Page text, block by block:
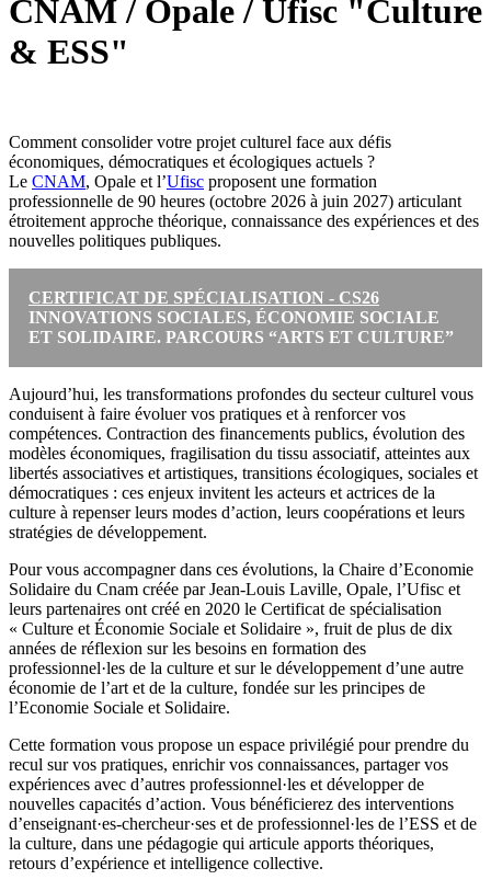
CNAM / Opale / Ufisc "Culture
& ESS"
Comment consolider votre projet culturel face aux défis
économiques, démocratiques et écologiques actuels ?
Le CNAM, Opale et l’Ufisc proposent une formation
professionnelle de 90 heures (octobre 2026 à juin 2027) articulant
étroitement approche théorique, connaissance des expériences et des
nouvelles politiques publiques.
CERTIFICAT DE SPÉCIALISATION - CS26
INNOVATIONS SOCIALES, ÉCONOMIE SOCIALE
ET SOLIDAIRE. PARCOURS “ARTS ET CULTURE”
Aujourd’hui, les transformations profondes du secteur culturel vous
conduisent à faire évoluer vos pratiques et à renforcer vos
compétences. Contraction des financements publics, évolution des
modèles économiques, fragilisation du tissu associatif, atteintes aux
libertés associatives et artistiques, transitions écologiques, sociales et
démocratiques : ces enjeux invitent les acteurs et actrices de la
culture à repenser leurs modes d’action, leurs coopérations et leurs
stratégies de développement.
Pour vous accompagner dans ces évolutions, la Chaire d’Economie
Solidaire du Cnam créée par Jean-Louis Laville, Opale, l’Ufisc et
leurs partenaires ont créé en 2020 le Certificat de spécialisation
« Culture et Économie Sociale et Solidaire », fruit de plus de dix
années de réflexion sur les besoins en formation des
professionnel·les de la culture et sur le développement d’une autre
économie de l’art et de la culture, fondée sur les principes de
l’Economie Sociale et Solidaire.
Cette formation vous propose un espace privilégié pour prendre du
recul sur vos pratiques, enrichir vos connaissances, partager vos
expériences avec d’autres professionnel·les et développer de
nouvelles capacités d’action. Vous bénéficierez des interventions
d’enseignant·es-chercheur·ses et de professionnel·les de l’ESS et de
la culture, dans une pédagogie qui articule apports théoriques,
retours d’expérience et intelligence collective.